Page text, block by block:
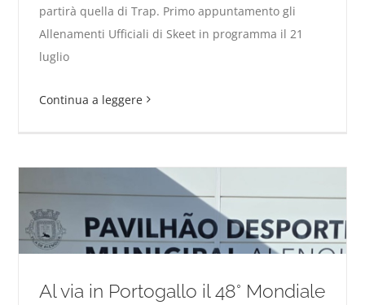
Azzurri in Cina per la Quarta Coppa del Mondo ISSF
partirà quella di Trap. Primo appuntamento gli
Allenamenti Ufficiali di Skeet in programma il 21
luglio
Continua a leggere
Al via in Portogallo il 48° Mondiale